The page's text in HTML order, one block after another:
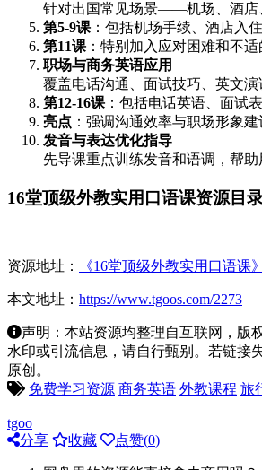
针对出国常见场景——机场、酒店
第5-9课 ：包括机场手续、酒店入
第11课 ：特别加入应对困难和不
职场与商务英语应用
覆盖电话沟通、面试技巧、英文
第12-16课 ：包括电话英语、面试
亮点 ：强调沟通效率与职场形象
发音与表达优化指导
先导课重点训练发音和语调，帮
16堂顶级外教实用口语课资源目
资源地址： 《16堂顶级外教实用口语课
本文地址： https://www.tgoos.com/2273
声明：本站资源均整理自互联网，版
水印或引流信息，请自行甄别。若链接
原创。
免费学习资源 商务英语 外教课程 旅
tgoo
分享
收藏 点赞(0)